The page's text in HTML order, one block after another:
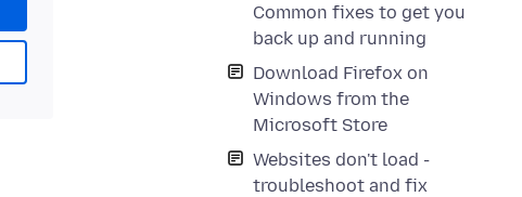
Common fixes to get you
back up and running
Download Firefox on
Windows from the
Microsoft Store
Websites don't load -
troubleshoot and fix